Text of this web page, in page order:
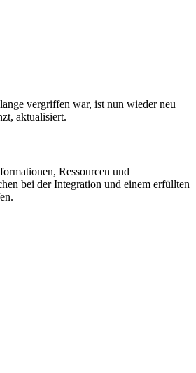
vergriffen war, ist nun wieder neu
aktualisiert.
Ressourcen und
bei der Integration und einem erfüllten